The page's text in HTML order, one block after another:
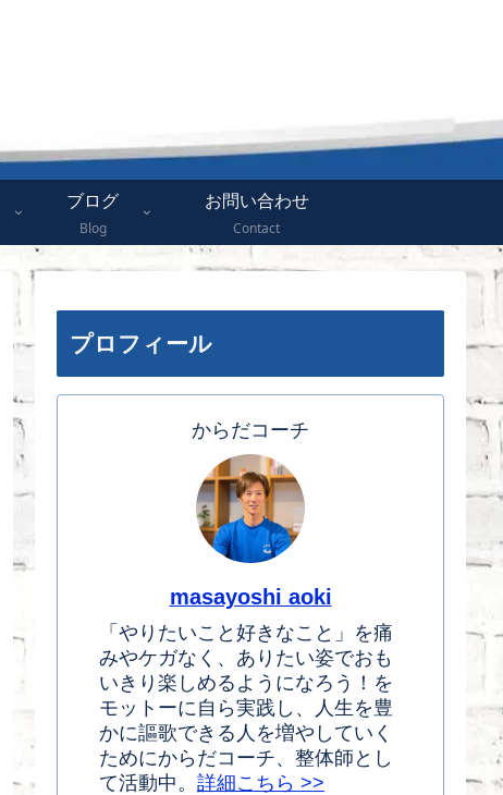
ブログ
Blog
お問い合わせ
Contact
プロフィール
からだコーチ
masayoshi aoki
「やりたいこと好きなこと」を痛
みやケガなく、ありたい姿でおも
いきり楽しめるようになろう！を
モットーに自ら実践し、人生を豊
かに謳歌できる人を増やしていく
ためにからだコーチ、整体師とし
て活動中。 詳細こちら >>